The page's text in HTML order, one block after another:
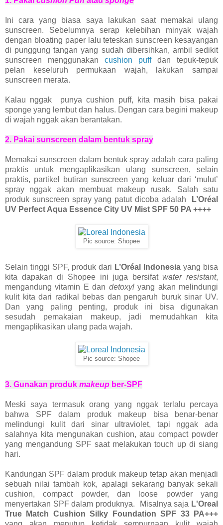
Ini cara yang biasa saya lakukan saat memakai ulang
sunscreen. Sebelumnya serap kelebihan minyak wajah
dengan bloating paper lalu teteskan sunscreen kesayangan
di punggung tangan yang sudah dibersihkan, ambil sedikit
sunscreen menggunakan cushion puffdan tepuk-tepuk
pelan keseluruh permukaan wajah, lakukan sampai
sunscreen merata.
Kalau nggak punya cushion puff, kita masih bisa pakai
sponge yang lembut dan halus. Dengan cara begini makeup
di wajah nggak akan berantakan.
2. Pakai sunscreen dalam bentuk spray
Memakai sunscreen dalam bentuk spray adalah cara paling
praktis untuk mengaplikasikan ulang sunscreen, selain
praktis, partikel butiran sunscreen yang keluar dari ‘mulut’
spray nggak akan membuat makeup rusak. Salah satu
produk sunscreen spray yang patut dicoba adalah
L’Oréal
UV Perfect Aqua Essence City UV Mist SPF 50 PA ++++
Pic source: Shopee
Selain tinggi SPF, produk dari L’Oréal Indonesia yang bisa
kita dapakan di Shopee ini juga bersifatwater resistant,
mengandung vitamin E dan detoxylyang akan melindungi
kulit kita dari radikal bebas dan pengaruh buruk sinar UV.
Dan yang paling penting, produk ini bisa digunakan
sesudah pemakaian makeup, jadi memudahkan kita
mengaplikasikan ulang pada wajah.
Pic source: Shopee
3. Gunakan produk makeup ber-SPF
Meski saya termasuk orang yang nggak terlalu percaya
bahwa SPF dalam produk makeup bisa benar-benar
melindungi kulit dari sinar ultraviolet, tapi nggak ada
salahnya kita mengunakan cushion, atau compact powder
yang mengandung SPF saat melakukan touch up di siang
hari.
Kandungan SPF dalam produk makeup tetap akan menjadi
sebuah nilai tambah kok, apalagi sekarang banyak sekali
cushion, compact powder, dan loose powder yang
menyertakan SPF dalam produknya. Misalnya saja L'Oreal
True Match Cushion Silky Foundation SPF 33 PA+++